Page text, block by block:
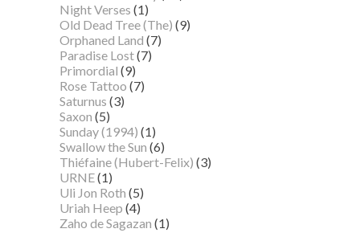
Night Verses (1)
Old Dead Tree (The) (9)
Orphaned Land (7)
Paradise Lost(7)
Primordial (9)
Rose Tattoo (7)
Saturnus (3)
Saxon (5)
Sunday (1994) (1)
Swallow the Sun (6)
Thiéfaine (Hubert-Felix) (3)
URNE(1)
Uli Jon Roth (5)
Uriah Heep (4)
Zaho de Sagazan (1)